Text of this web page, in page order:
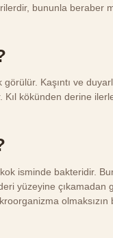
bununla beraber
görülür. Kaşıntı ve
kökünden derine
isminde bakteridir.
yüzeyine çıkamadan